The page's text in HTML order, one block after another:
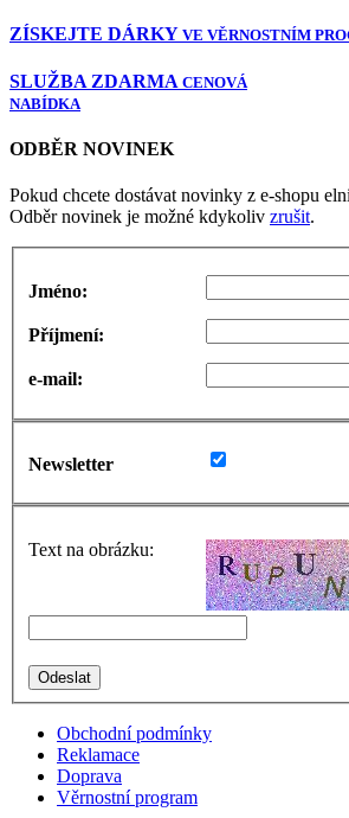
ZÍSKEJTE DÁRKY VE VĚRNOSTNÍM
SLUŽBA ZDARMA CENOVÁ
NABÍDKA
ODBĚR NOVINEK
Pokud chcete dostávat novinky z e-shopu
Odběr novinek je možné kdykoliv zrušit.
Jméno:
Příjmení:
e-mail:
Newsletter
Text na obrázku:
Obchodní podmínky
Reklamace
Doprava
Věrnostní program